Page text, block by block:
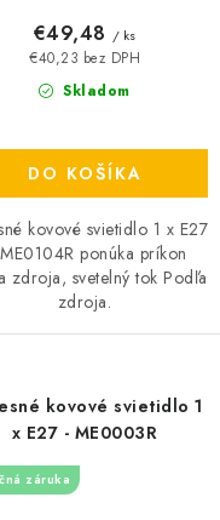
Skladom
€40,23 bez DPH
€49,48 / ks
DO KOŠÍKA
kovové svietidlo 1 x E27
ponúka príkon
zdroja, svetelný tok Podľa
zdroja.
kovové svietidlo 1
x E27 - ME0003R
záruka